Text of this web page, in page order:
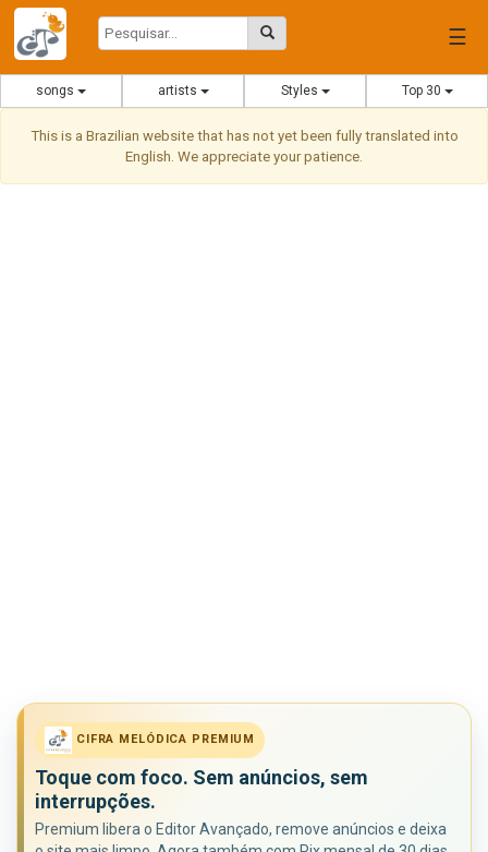
☰
songs artists Styles Top 30
This is a Brazilian website that has not yet been fully translated into
English. We appreciate your patience.
CIFRA MELÓDICA PREMIUM
Toque com foco. Sem anúncios, sem
interrupções.
Premium libera o Editor Avançado, remove anúncios e deixa